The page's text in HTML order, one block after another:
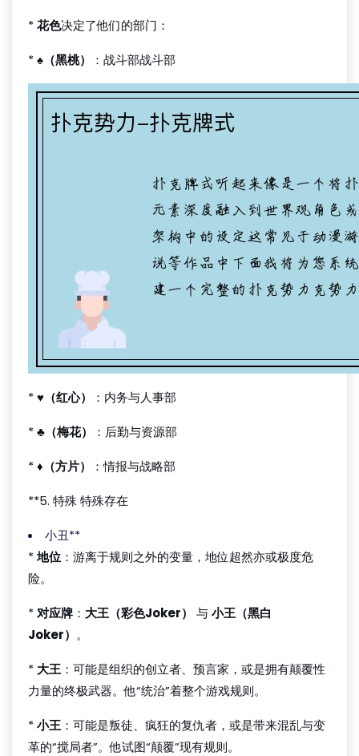
*花色决定了他们的部门：
*♠（黑桃） ：战斗部战斗部
*♥（红心） ：内务与人事部
*♣（梅花） ：后勤与资源部
*♦（方片） ：情报与战略部
**5. 特殊 特殊存在
小丑**
*地位 ：游离于规则之外的变量，地位超然亦或极度危
险。
*对应牌 ： 大王（彩色Joker） 与小王（黑白
Joker） 。
* 大王 ：可能是组织的创立者、预言家，或是拥有颠覆性
力量的终极武器。他“统治”着整个游戏规则。
*小王 ：可能是叛徒、疯狂的复仇者，或是带来混乱与变
革的“搅局者”。他试图“颠覆”现有规则。